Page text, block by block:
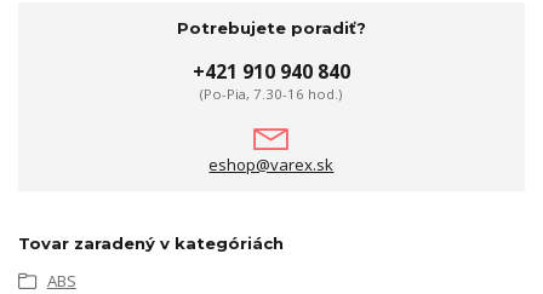
Potrebujete poradiť?
+421 910 940 840
(Po-Pia, 7.30-16 hod.)
eshop@varex.sk
Tovar zaradený v kategóriách
ABS